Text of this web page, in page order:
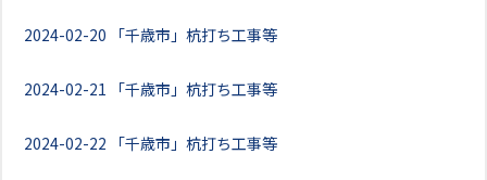
2024-02-20 「千歳市」杭打ち工事等
2024-02-21 「千歳市」杭打ち工事等
2024-02-22 「千歳市」杭打ち工事等